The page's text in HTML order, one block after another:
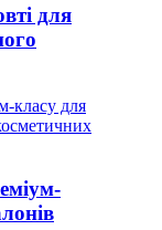
для